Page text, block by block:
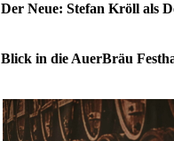
Der Neue: Stefan Kröll als
Blick in die AuerBräu